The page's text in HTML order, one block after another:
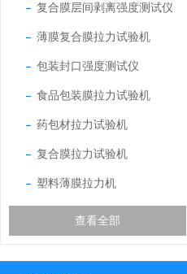
复合膜层间剥离强度测试仪
薄膜复合膜拉力试验机
包装封口强度测试仪
食品包装膜拉力试验机
药包材拉力试验机
复合膜拉力试验机
塑料薄膜拉力机
查看全部